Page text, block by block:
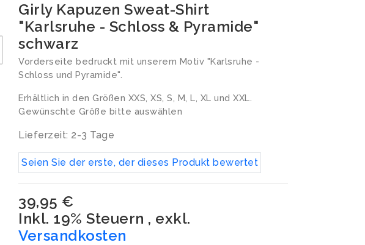
Girly Kapuzen Sweat-Shirt
"Karlsruhe - Schloss & Pyramide"
schwarz
Vorderseite bedruckt mit unserem Motiv "Karlsruhe -
Schloss und Pyramide".
Erhältlich in den Größen XXS, XS, S, M, L, XL und XXL.
Gewünschte Größe bitte auswählen
Lieferzeit: 2-3 Tage
Seien Sie der erste, der dieses Produkt bewertet
39,95 €
Inkl. 19% Steuern , exkl.
Versandkosten